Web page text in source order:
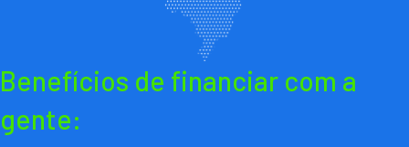
Benefícios de financiar com a
gente: